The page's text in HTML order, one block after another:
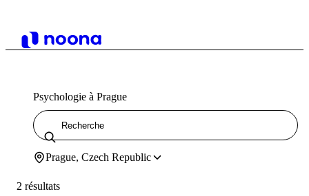
Psychologie à Prague
Prague, Czech Republic
2 résultats